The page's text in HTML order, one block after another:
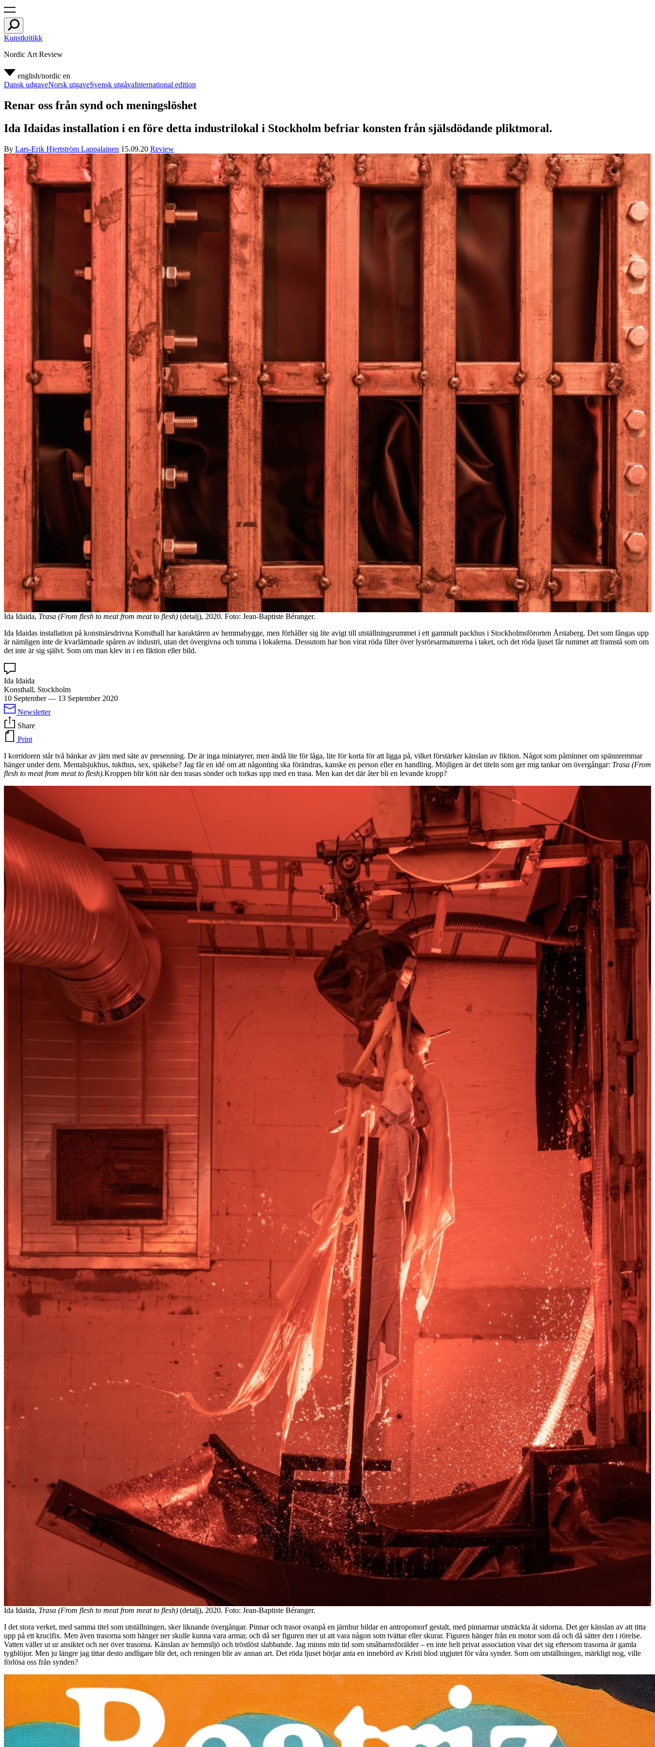
Kunstkritikk
Nordic Art Review
english/nordic en
Dansk udgaveNorsk utgaveSvensk utgåvaInternational edition
Renar oss från synd och meningslöshet
Ida Idaidas installation i en före detta industrilokal i Stockholm befriar konsten från själsdödande pliktmoral.
By Lars-Erik Hjertström Lappalainen 15.09.20 Review
Ida Idaida, Trasa (From flesh to meat from meat to flesh) (detalj), 2020. Foto: Jean-Baptiste Béranger.
Ida Idaidas installation på konstnärsdrivna Konsthall har karaktären av hemmabygge, men förhåller sig lite avigt till utställningsrummet i ett gammalt packhus i Stockholmsförorten Årstaberg. Det som fångas upp
är nämligen inte de kvarlämnade spåren av industri, utan det övergivna och tomma i lokalerna. Dessutom har hon virat röda filter över lysrörsarmaturerna i taket, och det röda ljuset får rummet att framstå som om
det inte är sig självt. Som om man klev in i en fiktion eller bild.
Ida Idaida
Konsthall, Stockholm
10 September— 13 September 2020
Newsletter
Share
Print
I korridoren står två bänkar av järn med säte av presenning. De är inga miniatyrer, men ändå lite för låga, lite för korta för att ligga på, vilket förstärker känslan av fiktion. Något som påminner om spännremmar
hänger under dem. Mentalsjukhus, tukthus, sex, späkelse? Jag får en idé om att någonting ska förändras, kanske en person eller en handling. Möjligen är det titeln som ger mig tankar om övergångar: Trasa (From
flesh to meat from meat to flesh).Kroppen blir kött när den trasas sönder och torkas upp med en trasa. Men kan det där åter bli en levande kropp?
Ida Idaida, Trasa (From flesh to meat from meat to flesh) (detalj), 2020. Foto: Jean-Baptiste Béranger.
I det stora verket, med samma titel som utställningen, sker liknande övergångar. Pinnar och trasor ovanpå en järnbur bildar en antropomorf gestalt, med pinnarmar utsträckta åt sidorna. Det ger känslan av att titta
upp på ett krucifix. Men även trasorna som hänger ner skulle kunna vara armar, och då ser figuren mer ut att vara någon som tvättar eller skurar. Figuren hänger från en motor som då och då sätter den i rörelse.
Vatten väller ut ur ansiktet och ner över trasorna. Känslan av hemmiljö och tröstlöst slabbande. Jag minns min tid som småbarnsförälder – en inte helt privat association visar det sig eftersom trasorna är gamla
tygblöjor. Men ju längre jag tittar desto andligare blir det, och reningen blir av annan art. Det röda ljuset börjar anta en innebörd av Kristi blod utgjutet för våra synder. Som om utställningen, märkligt nog, ville
förlösa oss från synden?